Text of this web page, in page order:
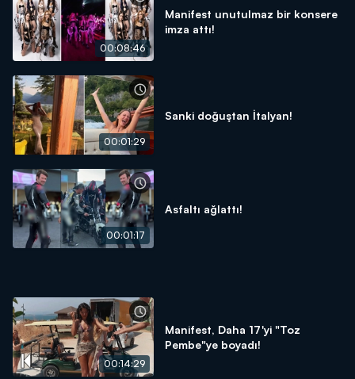
00:08:46
Manifest unutulmaz bir konsere
imza attı!
00:01:29
Sanki doğuştan İtalyan!
00:01:17
Asfaltı ağlattı!
00:14:29
Manifest, Daha 17'yi "Toz
Pembe"ye boyadı!